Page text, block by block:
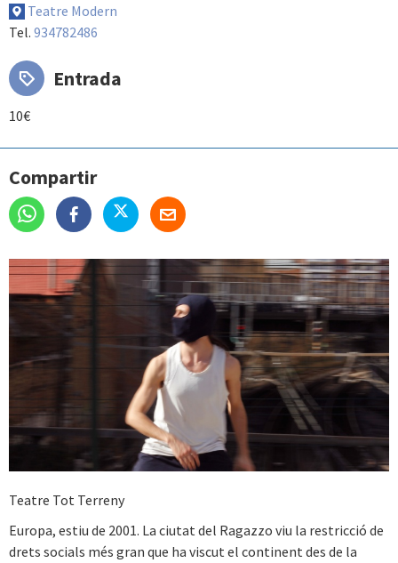
Teatre Modern
Tel. 934782486
Entrada
10€
Compartir
Teatre Tot Terreny
Europa, estiu de 2001. La ciutat del Ragazzo viu la restricció de
drets socials més gran que ha viscut el continent des de la